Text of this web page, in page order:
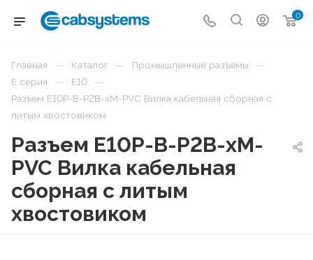
0
Главная — Каталог — Промышленные разъемы —
E серия — E10 —
Разъем E10P-B-P2B-xM-PVC Вилка кабельная сборная с
литым хвостовиком
Разъем E10P-B-P2B-xM-
PVC Вилка кабельная
сборная с литым
хвостовиком